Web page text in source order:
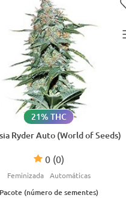
Ryder Auto (World of Seeds)
0 (0)
21% THC
Feminizada Automáticas
Pacote (número de sementes)